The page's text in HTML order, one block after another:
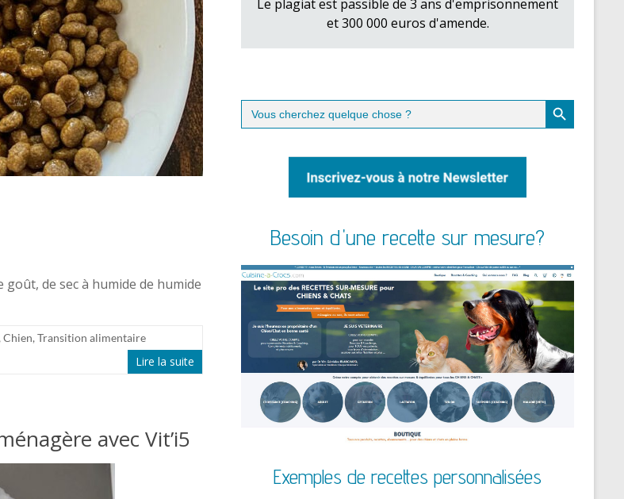
goût, de sec à humide de humide
Chien, Transition alimentaire
Lire la suite
avec Vit’i5
Le plagiat est passible de 3 ans d'emprisonnement
et 300 000 euros d'amende.
Search
for:
Search Button
Besoin d'une recette sur mesure?
Exemples de recettes personnalisées